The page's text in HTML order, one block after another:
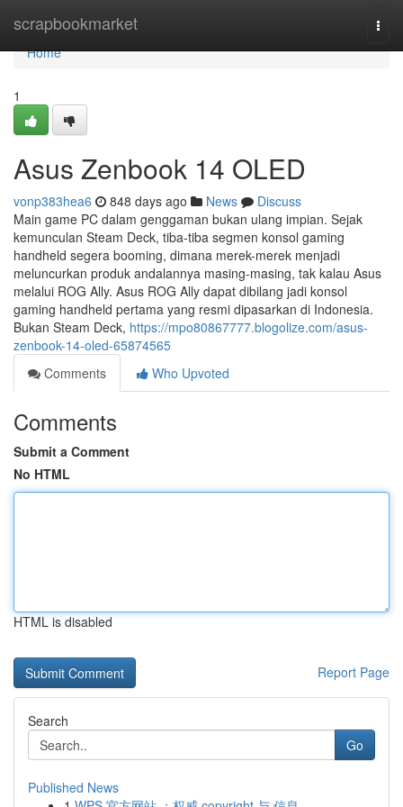
scrapbookmarket
Home
Home
1
Asus Zenbook 14 OLED
vonp383hea6 848 days ago News
Discuss
Main game PC dalam genggaman bukan ulang impian. Sejak
kemunculan Steam Deck, tiba-tiba segmen konsol gaming
handheld segera booming, dimana merek-merek menjadi
meluncurkan produk andalannya masing-masing, tak kalau Asus
melalui ROG Ally. Asus ROG Ally dapat dibilang jadi konsol
gaming handheld pertama yang resmi dipasarkan di Indonesia.
Bukan Steam Deck, https://mpo80867777.blogolize.com/asus-
zenbook-14-oled-65874565
Comments
Who Upvoted
Comments
Submit a Comment
No HTML
HTML is disabled
Report Page
Search
Go
Published News